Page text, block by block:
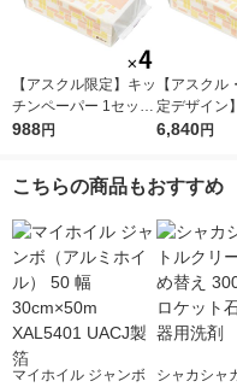
【アスクル限定】キッ
チンペーパー 1セット
（200組×4）スコッテ
タオル 日本製紙クレ
988円
【アスクル
定デザイン
ペーパー ス
ン 200枚
6,840円
こちらの商品もおすすめ
マイホイル ジャンボ
シャカシャ